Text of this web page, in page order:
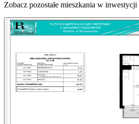
Zobacz pozostałe mieszkania w inwestycji